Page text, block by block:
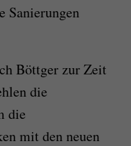
Sanierungen
Böttger zur Zeit
die
die
mit den neuen